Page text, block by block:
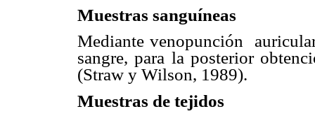
Muestras sanguíneas
Mediante venopunción
sangre, para la posterior
(Straw y Wilson, 1989).
Muestras de tejidos